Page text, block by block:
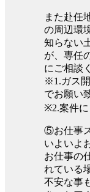
また赴任
の周辺環
知らない
が、専任
にご相談
※1.ガス
でお願い
※2.案件に
⑤お仕事
いよいよ
お仕事の
れている
不安な事